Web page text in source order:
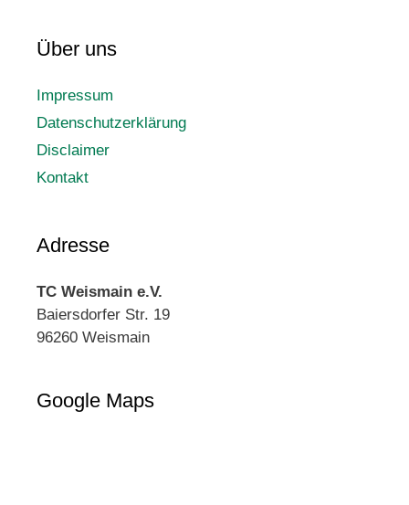
Über uns
Impressum
Datenschutzerklärung
Disclaimer
Kontakt
Adresse
TC Weismain e.V.
Baiersdorfer Str. 19
96260 Weismain
Google Maps